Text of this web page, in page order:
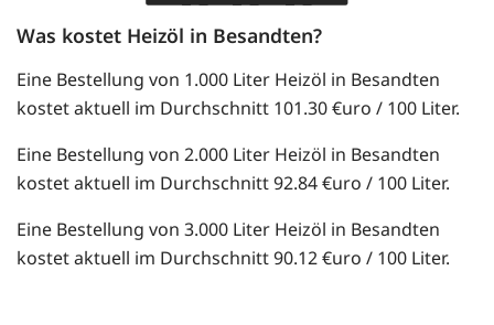
Was kostet Heizöl in Besandten?
Eine Bestellung von 1.000 Liter Heizöl in Besandten
kostet aktuell im Durchschnitt 101.30 €uro / 100 Liter.
Eine Bestellung von 2.000 Liter Heizöl in Besandten
kostet aktuell im Durchschnitt 92.84 €uro / 100 Liter.
Eine Bestellung von 3.000 Liter Heizöl in Besandten
kostet aktuell im Durchschnitt 90.12 €uro / 100 Liter.